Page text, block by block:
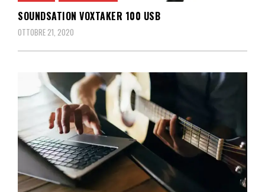
SOUNDSATION VOXTAKER 100 USB
OTTOBRE 21, 2020